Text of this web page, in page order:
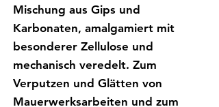
Mischung aus Gips und
Karbonaten, amalgamiert mit
besonderer Zellulose und
mechanisch veredelt. Zum
Verputzen und Glätten von
Mauerwerksarbeiten und zum